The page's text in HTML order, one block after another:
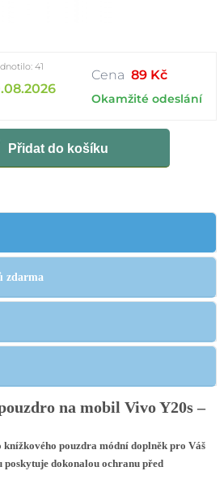
41
Cena 89 Kč
Okamžité odeslání
Přidat do košíku
zdarma
na mobil Vivo Y20s –
pouzdra módní doplněk pro Váš
dokonalou ochranu před